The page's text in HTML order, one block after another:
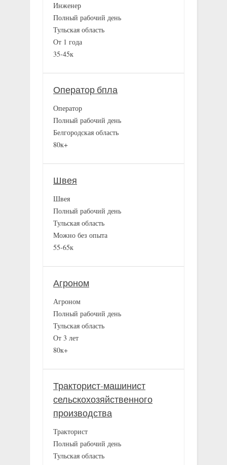
Инженер
Полный рабочий день
Тульская область
От 1 года
35-45к
Оператор бпла
Оператор
Полный рабочий день
Белгородская область
80к+
Швея
Швея
Полный рабочий день
Тульская область
Можно без опыта
55-65к
Агроном
Агроном
Полный рабочий день
Тульская область
От 3 лет
80к+
Тракторист-машинист
сельскохозяйственного
производства
Тракторист
Полный рабочий день
Тульская область